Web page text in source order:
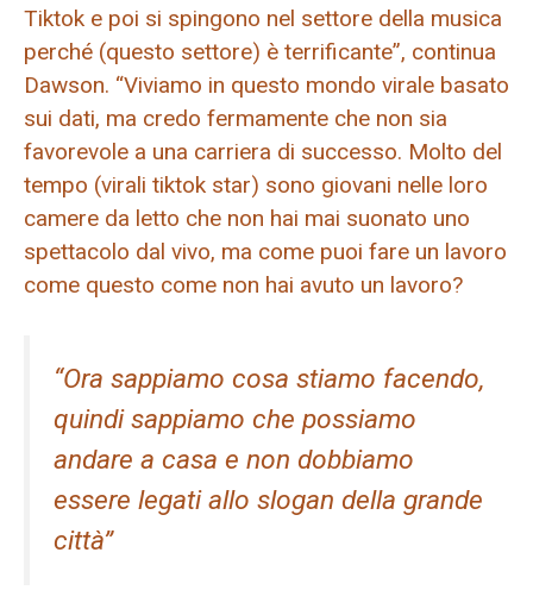
Tiktok e poi si spingono nel settore della musica
perché (questo settore) è terrificante”, continua
Dawson. “Viviamo in questo mondo virale basato
sui dati, ma credo fermamente che non sia
favorevole a una carriera di successo. Molto del
tempo (virali tiktok star) sono giovani nelle loro
camere da letto che non hai mai suonato uno
spettacolo dal vivo, ma come puoi fare un lavoro
come questo come non hai avuto un lavoro?
“Ora sappiamo cosa stiamo facendo,
quindi sappiamo che possiamo
andare a casa e non dobbiamo
essere legati allo slogan della grande
città”